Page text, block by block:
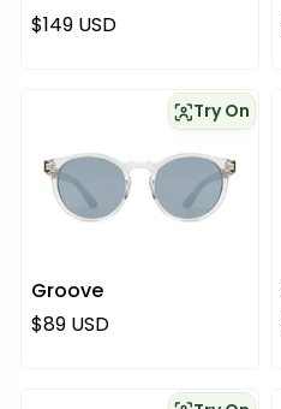
Normaali hinta
$149 USD
Groove
Try On
Normaali hinta
$89 USD